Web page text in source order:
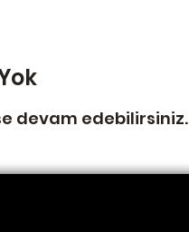
devam edebilirsiniz.